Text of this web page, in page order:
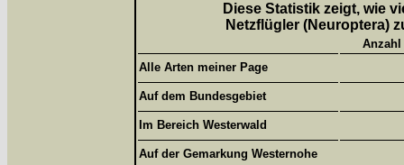
Diese Statistik zeigt, wie
Netzflügler (Neuroptera)
Alle Arten meiner Page
Auf dem Bundesgebiet
Im Bereich Westerwald
Auf der Gemarkung Westernohe